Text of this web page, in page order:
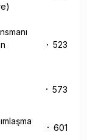
523
573
601